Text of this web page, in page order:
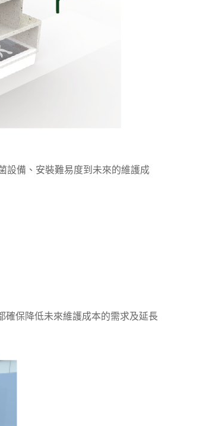
設備、安裝難易度到未來的維護成
確保降低未來維護成本的需求及延長